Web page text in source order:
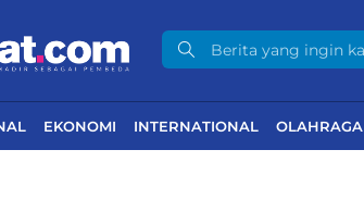
EKONOMI INTERNATIONAL OLAHRAGA